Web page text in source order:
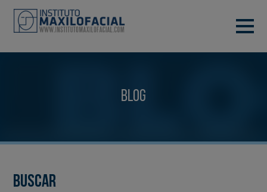
Blog
Buscar